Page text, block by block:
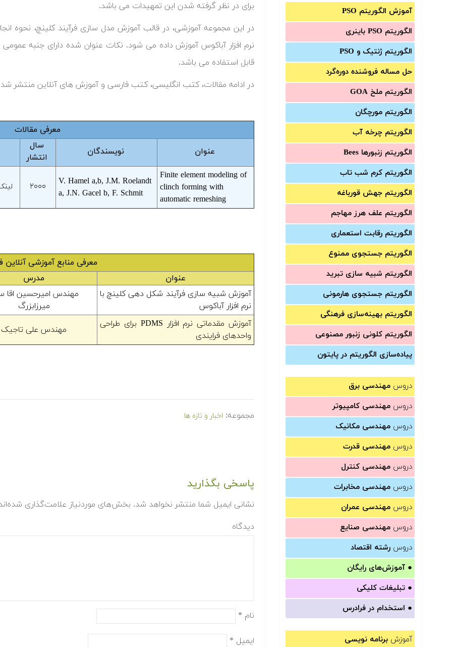
آموزش الگوریتم PSO
الگوریتم PSO باینری
الگوریتم ژنتیک و PSO
حل مساله فروشنده دوره‌گرد
الگوریتم ملخ GOA
الگوریتم مورچگان
الگوریتم چرخه آب
الگوریتم زنبورها Bees
الگوریتم کرم شب تاب
الگوریتم جهش قورباغه
الگوریتم علف هرز مهاجم
الگوریتم رقابت استعماری
الگوریتم جستجوی ممنوع
الگوریتم شبیه سازی تبرید
الگوریتم جستجوی هارمونی
الگوریتم بهینه‌سازی فرهنگی
الگوریتم کلونی زنبور مصنوعی
پیاده‌سازی الگوریتم در پایتون
دروس مهندسی برق
دروس مهندسی کامپیوتر
دروس مهندسی مکانیک
دروس مهندسی قدرت
دروس مهندسی کنترل
دروس مهندسی مخابرات
دروس مهندسی عمران
دروس مهندسی صنایع
دروس رشته اقتصاد
● آموزش‌های رایگان
● تبلیغات کلیکی
● استخدام در فرادرس
آموزش برنامه نویسی
برای در نظر گرفته شدن این تمهیدات می باشد.
در این مجموعه آموزشی، در قالب آموزش مدل سازی فرآیند کلینچ، نحوه
نرم افزار آباکوس آموزش داده می شود. نکات عنوان شده دارای جنبه
قابل استفاده می باشد.
در ادامه مقالات، کتب انگلیسی، کتب فارسی و آموزش های آنلاین منتشر
معرفی مقالات
عنوان
نویسندگان
سال
انتشار
Finite element modeling of
clinch forming with
automatic remeshing
V. Hamel a,b, J.M. Roelandt
a, J.N. Gacel b, F. Schmit
۲۰۰۰
معرفی منابع آموزشی آنلاین
عنوان
مدرس
آموزش شبیه سازی فرآیند شکل دهی کلینچ با
نرم افزار آباکوس
مهندس امیرحسین اقا
میرزابزرگ
آموزش مقدماتی نرم افزار PDMS برای طراحی
واحدهای فرایندی
مهندس علی تاجیک
مجموعه: اخبار و تازه ها
پاسخی بگذارید
نشانی ایمیل شما منتشر نخواهد شد. بخش‌های موردنیاز علامت‌گذاری
دیدگاه
نام *
ایمیل *